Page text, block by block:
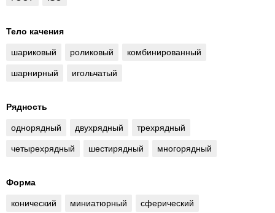
Тело качения
шариковый роликовый комбинированный
шарнирный игольчатый
Рядность
однорядный двухрядный трехрядный
четырехрядный шестирядный многорядный
Форма
конический миниатюрный сферический